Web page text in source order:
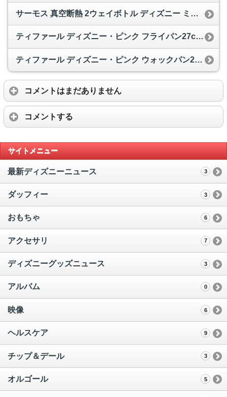
サーモス 真空断熱 2ウェイボトル ディズニー ミッキー 0.63L/0.6L ダークブルー FFG-600WFDS DB
ティファール ディズニー・ピンク フライパン27cm A18606
ティファール ディズニー・ピンク ウォックパン22cm A18675
コメントはまだありません
コメントする
サイトメニュー
最新ディズニーニュース 3
ダッフィー 3
おもちゃ 6
アクセサリ 7
ディズニーグッズニュース 3
アルバム 0
映像 6
ヘルスケア 9
チップ＆デール 3
オルゴール 5